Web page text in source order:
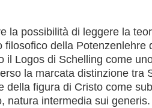
la possibilità di leggere la
filosofico della Potenzenlehre
il Logos di Schelling come
la marcata distinzione tra
della figura di Cristo come
natura intermedia sui